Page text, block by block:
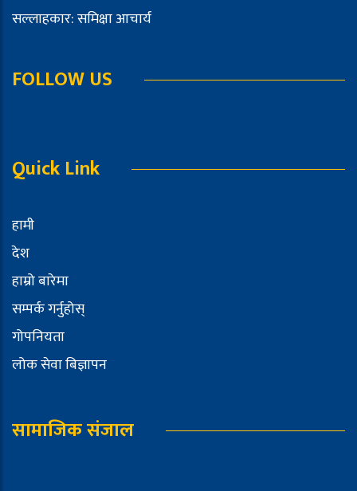
सल्लाहकार: समिक्षा आचार्य
FOLLOW US
Quick Link
हामी
देश
हाम्रो बारेमा
सम्पर्क गर्नुहोस्
गोपनियता
लोक सेवा बिज्ञापन
सामाजिक संजाल